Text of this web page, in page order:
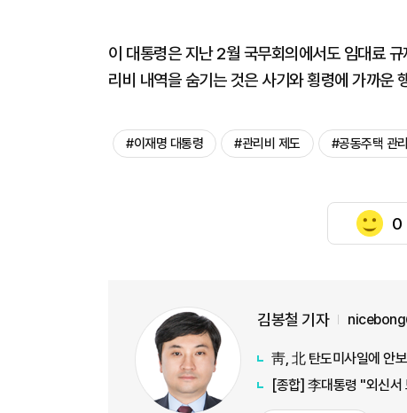
이 대통령은 지난 2월 국무회의에서도 임대료
리비 내역을 숨기는 것은 사기와 횡령에 가까운
#이재명 대통령 #관리비 제도 #공동주택 관리
0
김봉철 기자
靑, 北 탄도미사일에 안
[종합] 李대통령 "외신서